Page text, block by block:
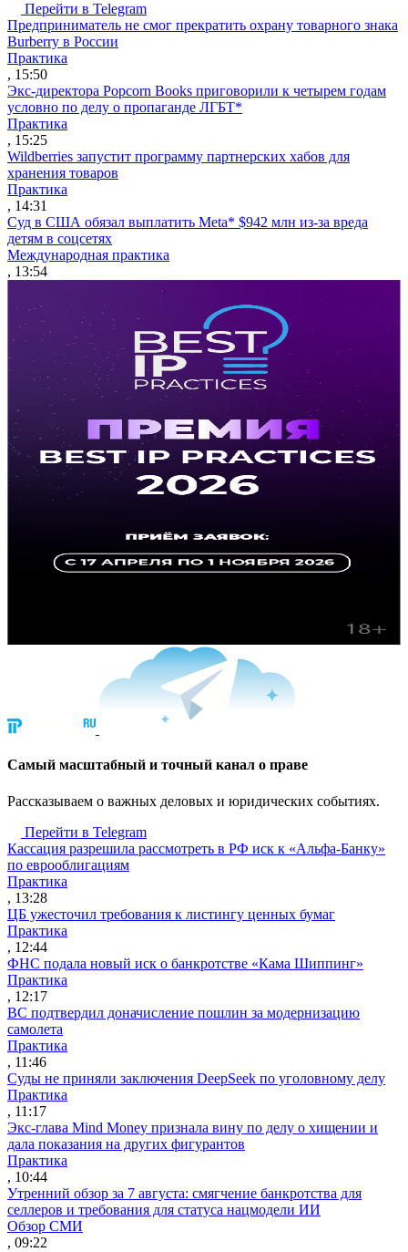
Перейти в Telegram
Предприниматель не смог прекратить охрану товарного знака
Burberry в России
Практика
, 15:50
Экс-директора Popcorn Books приговорили к четырем годам
условно по делу о пропаганде ЛГБТ*
Практика
, 15:25
Wildberries запустит программу партнерских хабов для
хранения товаров
Практика
, 14:31
Суд в США обязал выплатить Meta* $942 млн из-за вреда
детям в соцсетях
Международная практика
, 13:54
Cамый масштабный и точный канал о праве
Рассказываем о важных деловых и юридических событиях.
Перейти в Telegram
Кассация разрешила рассмотреть в РФ иск к «Альфа-Банку»
по еврооблигациям
Практика
, 13:28
ЦБ ужесточил требования к листингу ценных бумаг
Практика
, 12:44
ФНС подала новый иск о банкротстве «Кама Шиппинг»
Практика
, 12:17
ВС подтвердил доначисление пошлин за модернизацию
самолета
Практика
, 11:46
Суды не приняли заключения DeepSeek по уголовному делу
Практика
, 11:17
Экс-глава Mind Money признала вину по делу о хищении и
дала показания на других фигурантов
Практика
, 10:44
Утренний обзор за 7 августа: смягчение банкротства для
селлеров и требования для статуса нацмодели ИИ
Обзор СМИ
, 09:22